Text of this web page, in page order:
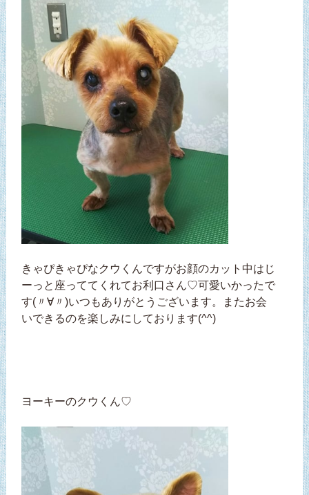
きゃぴきゃぴなクウくんですがお顔のカット中はじ
ーっと座っててくれてお利口さん♡可愛いかったで
す(〃∀〃)いつもありがとうございます。またお会
いできるのを楽しみにしております(^^)
ヨーキーのクウくん♡